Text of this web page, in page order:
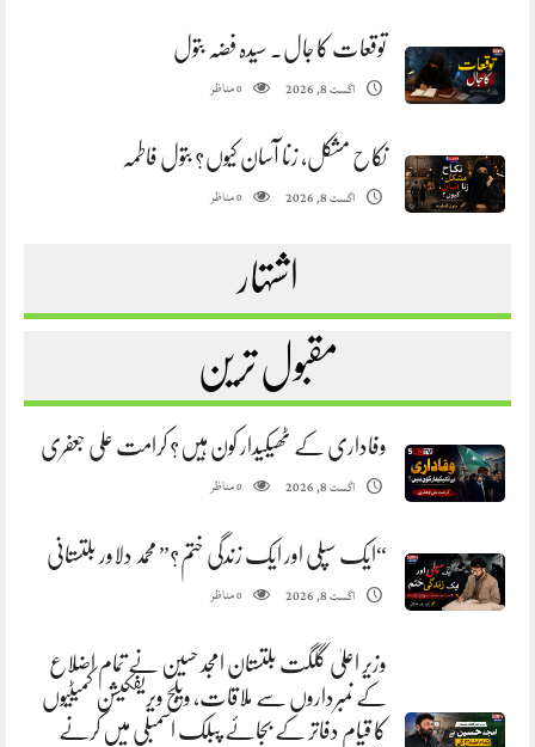
توقعات کا جال. سیدہ فضہ بتول
اگست 8, 2026 0مناظر
نکاح مشکل، زنا آسان کیوں؟ بتول فاطمہ
اگست 8, 2026 0مناظر
اشتہار
مقبول ترین
وفاداری کے ٹھیکیدار کون ہیں؟ کرامت علی جعفری
اگست 8, 2026 0مناظر
“ایک سپلی اور ایک زندگی ختم؟” محمد دلاور بلتستانی
اگست 8, 2026 0مناظر
وزیر اعلیٰ گلگت بلتستان امجد حسین نے تمام اضلاع
کے نمبرداروں سے ملاقات، ویلج ویریفکیشن کمیٹیوں
کا قیام دفاتر کے بجائے پبلک اسمبلی میں کرنے